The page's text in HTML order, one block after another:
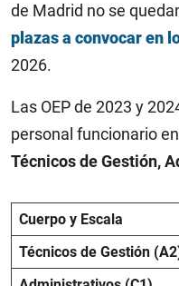
de Madrid no se
plazas a convocar en
2026.
Las OEP de 2023 y
personal funcionario
Técnicos de Gestión,
Cuerpo y Escala
Técnicos de Gestión